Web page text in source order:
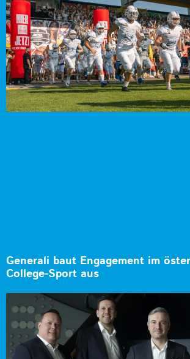
Generali baut Engagement im
College-Sport aus